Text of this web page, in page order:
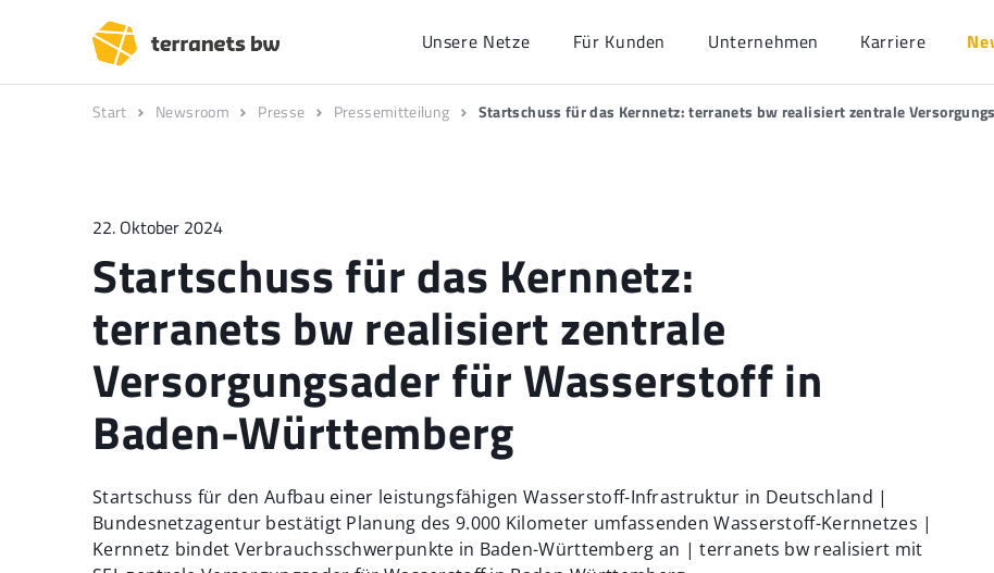
Unsere Netze Für Kunden Unternehmen Karriere
Start Newsroom Presse Pressemitteilung Startschuss für das Kernnetz: terranets bw realisiert zentrale
22. Oktober 2024
Startschuss für das Kernnetz:
terranets bw realisiert zentrale
Versorgungsader für Wasserstoff in
Baden-Württemberg
Startschuss für den Aufbau einer leistungsfähigen Wasserstoff-Infrastruktur in Deutschland |
Bundesnetzagentur bestätigt Planung des 9.000 Kilometer umfassenden Wasserstoff-Kernnetzes |
Kernnetz bindet Verbrauchsschwerpunkte in Baden-Württemberg an | terranets bw realisiert mit